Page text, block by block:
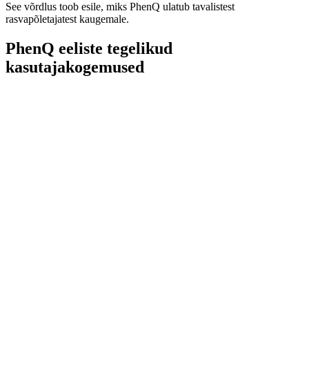
See võrdlus toob esile, miks PhenQ ulatub tavalistest
rasvapõletajatest kaugemale.
PhenQ eeliste tegelikud
kasutajakogemused